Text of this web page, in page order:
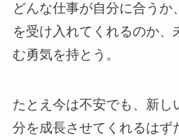
どんな仕事が自分に合うか
を受け入れてくれるのか、
む勇気を持とう。
たとえ今は不安でも、新し
分を成長させてくれるはず